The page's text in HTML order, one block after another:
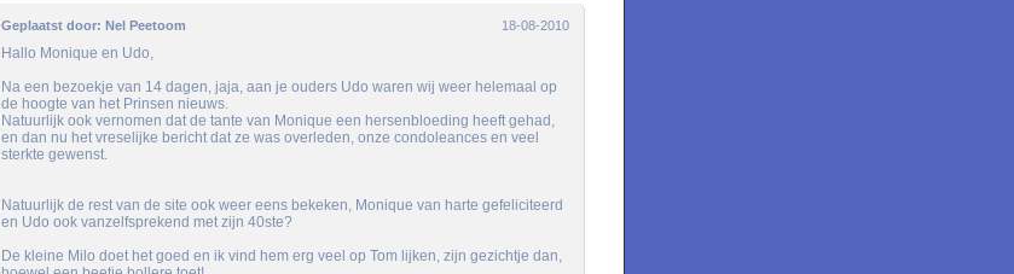
18-08-2010
Geplaatst door: Nel Peetoom
Hallo Monique en Udo,
Na een bezoekje van 14 dagen, jaja, aan je ouders Udo waren wij weer helemaal op
de hoogte van het Prinsen nieuws.
Natuurlijk ook vernomen dat de tante van Monique een hersenbloeding heeft gehad,
en dan nu het vreselijke bericht dat ze was overleden, onze condoleances en veel
sterkte gewenst.
Natuurlijk de rest van de site ook weer eens bekeken, Monique van harte gefeliciteerd
en Udo ook vanzelfsprekend met zijn 40ste?
De kleine Milo doet het goed en ik vind hem erg veel op Tom lijken, zijn gezichtje dan,